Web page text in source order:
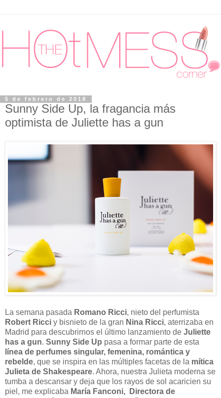
5 de febrero de 2018
Sunny Side Up, la fragancia más
optimista de Juliette has a gun
La semana pasada Romano Ricci, nieto del perfumista
Robert Ricci y bisnieto de la gran Nina Ricci, aterrizaba en
Madrid para descubrirnos el último lanzamiento de Juliette
has a gun. Sunny Side Up pasa a formar parte de esta
línea de perfumes singular, femenina, romántica y
rebelde, que se inspira en las múltiples facetas de la mítica
Julieta de Shakespeare. Ahora, nuestra Julieta moderna se
tumba a descansar y deja que los rayos de sol acaricien su
piel, me explicaba María Fanconi, Directora de